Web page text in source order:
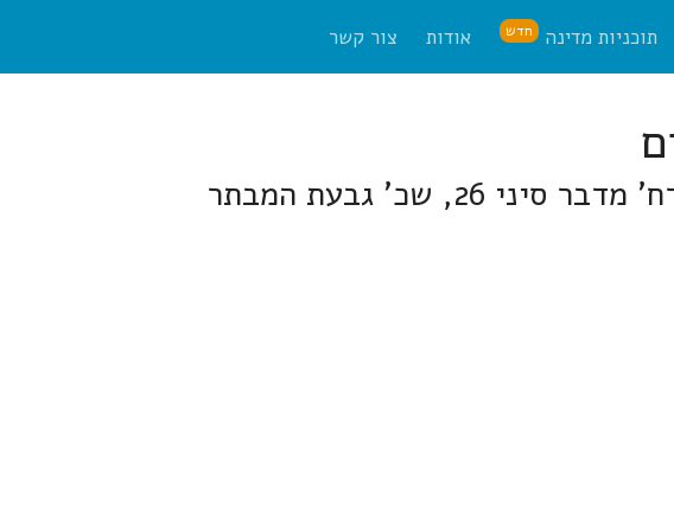
תוכניות מדינה חדש אודות צור קשר
26, שכ' גבעת המבתר